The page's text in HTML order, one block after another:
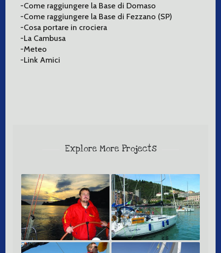
-Come raggiungere la Base di Domaso
-Come raggiungere la Base di Fezzano (SP)
-Cosa portare in crociera
-La Cambusa
-Meteo
-Link Amici
Explore More Projects
Corso Navigazione
Costiera – Livello 4
Corso Avanzato Mare
– Livello 3